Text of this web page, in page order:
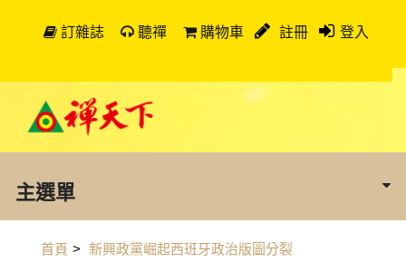
訂雜誌 聽禪 購物車 註冊 登入
主選單
首頁 > 新興政黨崛起西班牙政治版圖分裂